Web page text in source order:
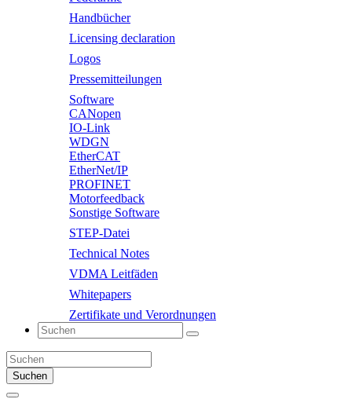
Handbücher
Licensing declaration
Logos
Pressemitteilungen
Software
CANopen
IO-Link
WDGN
EtherCAT
EtherNet/IP
PROFINET
Motorfeedback
Sonstige Software
STEP-Datei
Technical Notes
VDMA Leitfäden
Whitepapers
Zertifikate und Verordnungen
Suchen